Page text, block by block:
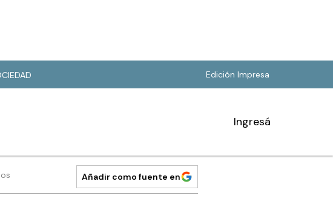
Edición Impresa
Ingresá
Añadir como fuente en